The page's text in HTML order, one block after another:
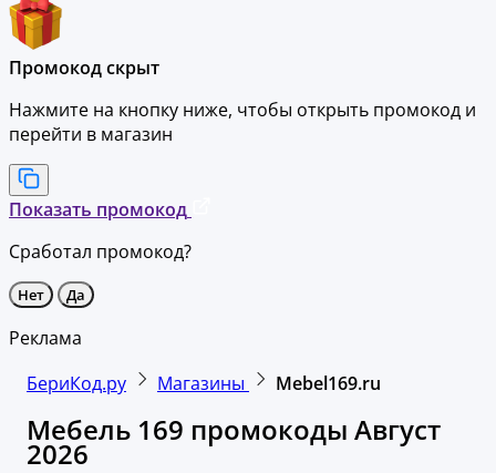
Промокод скрыт
Нажмите на кнопку ниже, чтобы открыть промокод и
перейти в магазин
Показать промокод
Сработал промокод?
Нет Да
Реклама
БериКод.ру
Магазины Mebel169.ru
Мебель 169 промокоды Август
2026